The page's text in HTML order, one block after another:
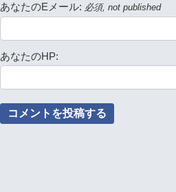
あなたのEメール: 必須, not published
あなたのHP: